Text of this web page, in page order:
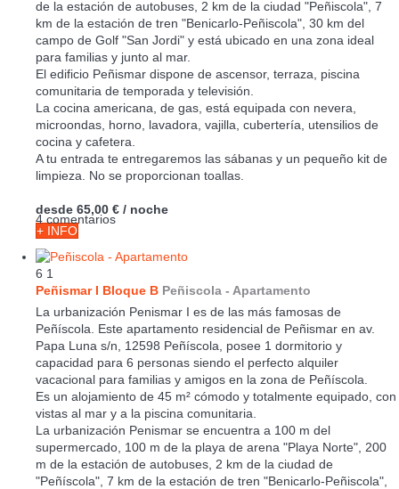
de la estación de autobuses, 2 km de la ciudad "Peñiscola", 7
km de la estación de tren "Benicarlo-Peñiscola", 30 km del
campo de Golf "San Jordi" y está ubicado en una zona ideal
para familias y junto al mar.
El edificio Peñismar dispone de ascensor, terraza, piscina
comunitaria de temporada y televisión.
La cocina americana, de gas, está equipada con nevera,
microondas, horno, lavadora, vajilla, cubertería, utensilios de
cocina y cafetera.
A tu entrada te entregaremos las sábanas y un pequeño kit de
limpieza. No se proporcionan toallas.
4 comentarios
desde 65,00 € / noche
+ INFO
6 1
Peñismar I Bloque B Peñiscola - Apartamento
La urbanización Penismar I es de las más famosas de
Peñíscola. Este apartamento residencial de Peñismar en av.
Papa Luna s/n, 12598 Peñíscola, posee 1 dormitorio y
capacidad para 6 personas siendo el perfecto alquiler
vacacional para familias y amigos en la zona de Peñíscola.
Es un alojamiento de 45 m² cómodo y totalmente equipado, con
vistas al mar y a la piscina comunitaria.
La urbanización Penismar se encuentra a 100 m del
supermercado, 100 m de la playa de arena "Playa Norte", 200
m de la estación de autobuses, 2 km de la ciudad de
"Peñíscola", 7 km de la estación de tren "Benicarlo-Peñiscola",